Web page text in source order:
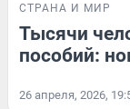
СТРАНА И МИР
Тысячи
пособий:
26 апреля, 2026,